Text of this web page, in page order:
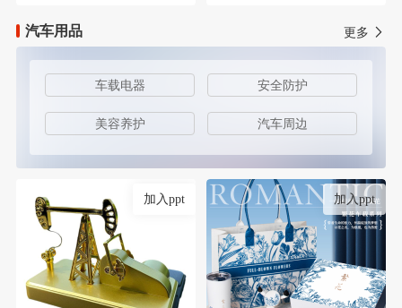
汽车用品 更多
车载电器 安全防护
美容养护 汽车周边
加入ppt 加入ppt